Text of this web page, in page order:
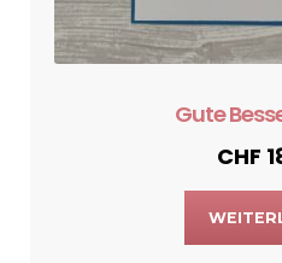
Gute
CHF